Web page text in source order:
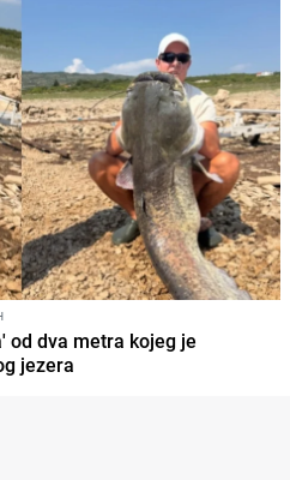
od dva metra kojeg je
jezera